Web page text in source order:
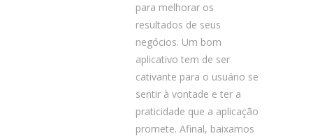
para melhorar os
resultados de seus
negócios. Um bom
aplicativo tem de ser
cativante para o usuário se
sentir à vontade e ter a
praticidade que a aplicação
promete. Afinal, baixamos